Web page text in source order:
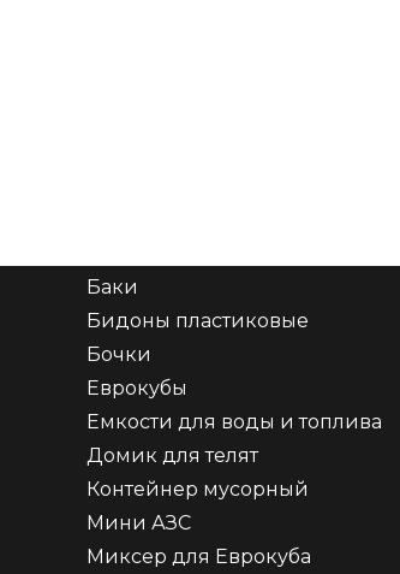
Баки
Бидоны пластиковые
Бочки
Еврокубы
Емкости для воды и топлива
Домик для телят
Контейнер мусорный
Мини АЗС
Миксер для Еврокуба